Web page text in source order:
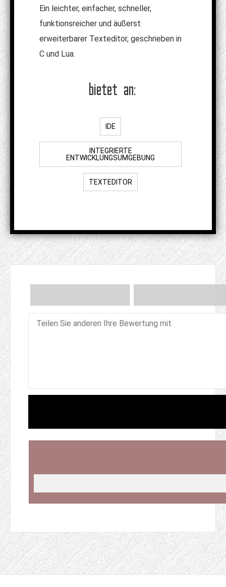
Ein leichter, einfacher, schneller,
funktionsreicher und äußerst
erweiterbarer Texteditor, geschrieben in
C und Lua.
bietet an:
IDE
INTEGRIERTE
ENTWICKLUNGSUMGEBUNG
TEXTEDITOR